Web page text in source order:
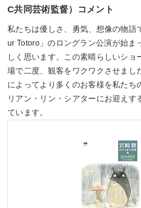
C共同芸術監督）コメント
私たちは優しさ、勇気、想像の物語
ur Totoro」のロングラン公演が始ま
しく思います。この素晴らしいショ
場で二度、観客をワクワクさせまし
によってより多くのお客様を私たち
リアン・リン・シアターにお迎えす
ています。